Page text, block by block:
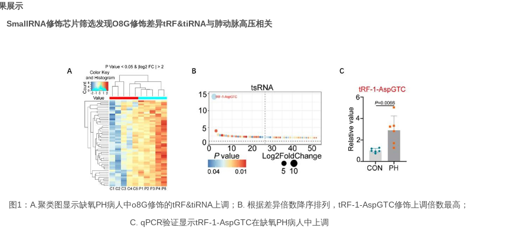
展示
修饰芯片筛选发现O8G修饰差异tRF&tiRNA与肺动脉高压相关
图1：A.聚类图显示缺氧PH病人中o8G修饰的tRF&tiRNA上调；B. 根据差异倍数降序排列，tRF-1-AspGTC修饰上调倍数最高；
C. qPCR验证显示tRF-1-AspGTC在缺氧PH病人中上调